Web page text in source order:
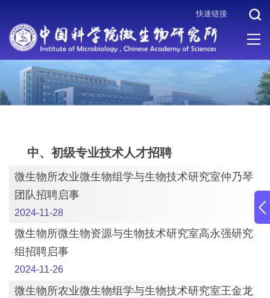
快速链接
中、初级专业技术人才招聘
微生物所农业微生物组学与生物技术研究室仲乃琴
团队招聘启事
2024-11-28
微生物所微生物资源与生物技术研究室高永强研究
组招聘启事
2024-11-26
微生物所农业微生物组学与生物技术研究室王金龙